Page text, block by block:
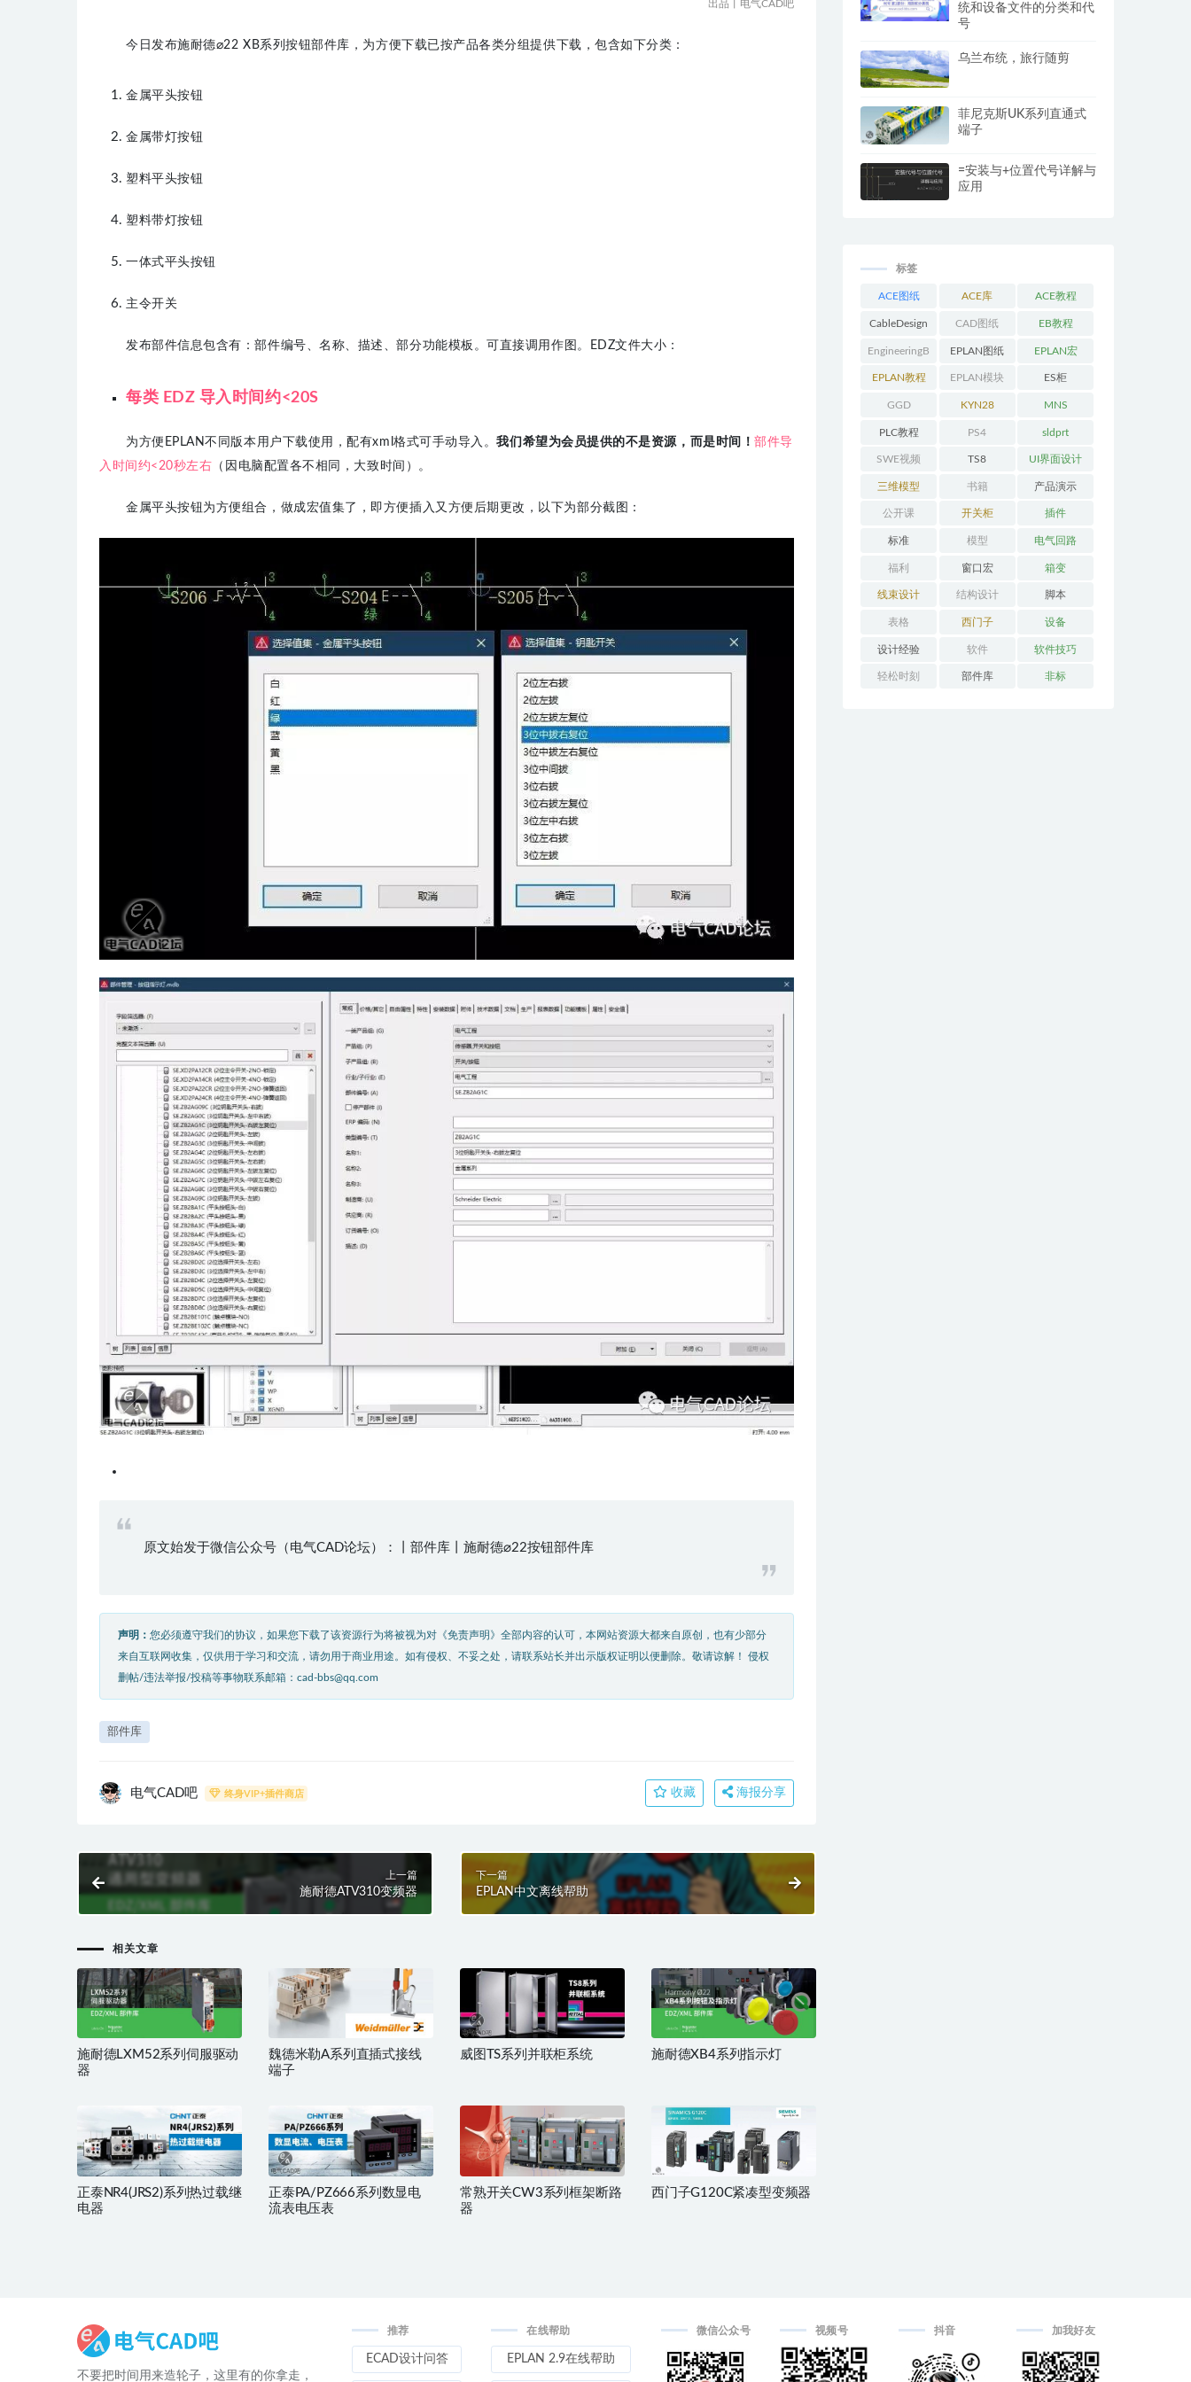
出品丨电气CAD吧
今日发布施耐德⌀22 XB系列按钮部件库，为方便下载已按产品各类分组提供下载，包含如下分类：
金属平头按钮
金属带灯按钮
塑料平头按钮
塑料带灯按钮
一体式平头按钮
主令开关
发布部件信息包含有：部件编号、名称、描述 、部分功能模板。可直接调用作图。 EDZ文件大小：
每类 EDZ 导入时间约<20S
为方便EPLAN不同版本用户下载使用，配有xml格式可手动导入。我们希望为会员提供的不是资源，而是时间！部件导
入时间约<20秒左右 （因电脑配置各不相同，大致时间）。
金属平头按钮为方便组合，做成宏值集了，即方便插入又方便后期更改，以下为部分截图：
原文始发于微信公众号（电气CAD论坛）：丨部件库丨施耐德⌀22按钮部件库
声明： 您必须遵守我们的协议，如果您下载了该资源行为将被视为对《免责声明》全部内容的认可，本网站资源大都来自原创，也有少部分
来自互联网收集，仅供用于学习和交流，请勿用于商业用途。如有侵权、不妥之处，请联系站长并出示版权证明以便删除。敬请谅解！ 侵权
删帖/违法举报/投稿等事物联系邮箱：cad-bbs@qq.com
部件库
电气CAD吧 终身VIP+插件商店 收藏 海报分享
上一篇
施耐德ATV310变频器
下一篇
EPLAN中文离线帮助
相关文章
施耐德LXM52系列伺服驱动
器
魏德米勒A系列直插式接线
端子​
威图TS系列并联柜系统 施耐德XB4系列指示灯
正泰NR4(JRS2)系列热过载继
电器
正泰PA/PZ666系列数显电
流表电压表
常熟开关CW3系列框架断路
器
西门子G120C紧凑型变频器
统和设备文件的分类和代
号
乌兰布统，旅行随剪
菲尼克斯UK系列直通式
端子
=安装与+位置代号详解与
应用
标签
ACE图纸 ACE库 ACE教程
CableDesign CAD图纸 EB教程
EngineeringB
ase教程
EPLAN图纸 EPLAN宏
EPLAN教程 EPLAN模块 ES柜
GGD KYN28 MNS
PLC教程 PS4 sldprt
SWE视频 TS8 UI界面设计
三维模型 书籍 产品演示
公开课 开关柜 插件
标准 模型 电气回路
福利 窗口宏 箱变
线束设计 结构设计 脚本
表格 西门子 设备
设计经验 软件 软件技巧
轻松时刻 部件库 非标
不要把时间用来造轮子，这里有的你拿走，
推荐
ECAD设计问答
在线帮助
EPLAN 2.9在线帮助
微信公众号 视频号 抖音 加我好友